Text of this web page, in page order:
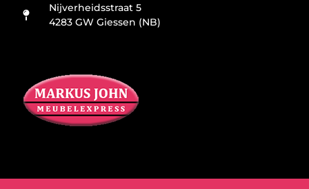
Nijverheidsstraat 5
4283 GW Giessen (NB)